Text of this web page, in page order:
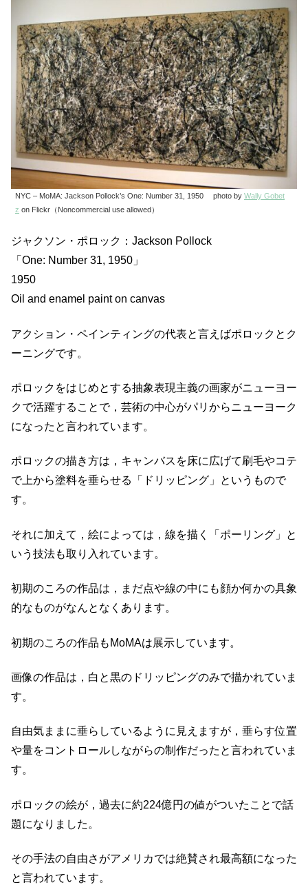
NYC – MoMA: Jackson Pollock’s One: Number 31, 1950 photo by Wally Gobet
z on Flickr（Noncommercial use allowed）
ジャクソン・ポロック：Jackson Pollock
「One: Number 31, 1950」
1950
Oil and enamel paint on canvas
アクション・ペインティングの代表と言えばポロックとク
ーニングです。
ポロックをはじめとする抽象表現主義の画家がニューヨー
クで活躍することで，芸術の中心がパリからニューヨーク
になったと言われています。
ポロックの描き方は，キャンバスを床に広げて刷毛やコテ
で上から塗料を垂らせる「ドリッピング」というもので
す。
それに加えて，絵によっては，線を描く「ポーリング」と
いう技法も取り入れています。
初期のころの作品は，まだ点や線の中にも顔か何かの具象
的なものがなんとなくあります。
初期のころの作品もMoMAは展示しています。
画像の作品は，白と黒のドリッピングのみで描かれていま
す。
自由気ままに垂らしているように見えますが，垂らす位置
や量をコントロールしながらの制作だったと言われていま
す。
ポロックの絵が，過去に約224億円の値がついたことで話
題になりました。
その手法の自由さがアメリカでは絶賛され最高額になった
と言われています。